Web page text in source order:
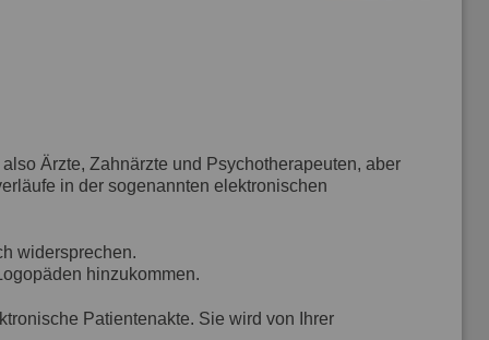
Ärzte, Zahnärzte und Psychotherapeuten, aber
in der sogenannten elektronischen
widersprechen.
hinzukommen.
Patientenakte. Sie wird von Ihrer